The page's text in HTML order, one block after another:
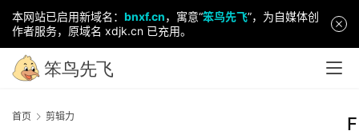
本网站已启用新域名： bnxf.cn，寓意“笨鸟先飞”，为自媒体创
作者服务，原域名 xdjk.cn 已充用。
首页 剪辑力
F